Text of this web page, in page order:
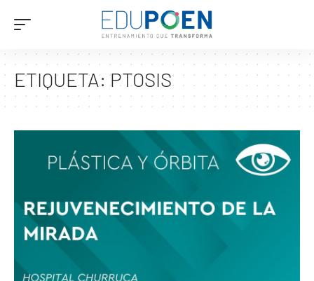
ETIQUETA:PTOSIS